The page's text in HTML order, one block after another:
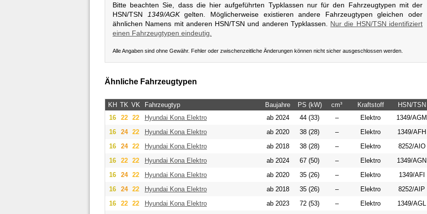
Bitte beachten Sie, dass die hier aufgeführten Typklassen nur für den Fahrzeugtypen mit der
HSN/TSN
1349/AGKgelten. Möglicherweise existieren andere Fahrzeugtypen gleichen oder
ähnlichen Namens mit anderen HSN/TSN und anderen Typklassen. Nur die HSN/TSN identifiziert
einen Fahrzeugtypen eindeutig.
Alle Angaben sind ohne Gewähr. Fehler oder zwischenzeitliche Änderungen können nicht sicher ausgeschlossen werden.
Ähnliche Fahrzeugtypen
KH TK VK Fahrzeugtyp Baujahre PS (kW) cm³ Kraftstoff
HSN/TSN
16
22 22 Hyundai Kona Elektro ab 2024 44 (33) – Elektro
1349/AGM
16
24 22 Hyundai Kona Elektro ab 2020 38 (28) – Elektro
1349/AFH
16
24 22 Hyundai Kona Elektro ab 2018 38 (28) – Elektro
8252/AIO
16
22 22 Hyundai Kona Elektro ab 2024 67 (50) – Elektro
1349/AGN
16
24 22 Hyundai Kona Elektro ab 2020 35 (26) – Elektro
1349/AFI
16
24 22 Hyundai Kona Elektro ab 2018 35 (26) – Elektro
8252/AIP
16
22 22 Hyundai Kona Elektro ab 2023 72 (53) – Elektro
1349/AGL